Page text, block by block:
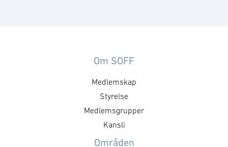
innebära. Nu tar vi ett gemensamt ansvar företag
och myndigheter och lyfter fram att …
Om SOFF
Medlemskap
Styrelse
Medlemsgrupper
Kansli
Områden